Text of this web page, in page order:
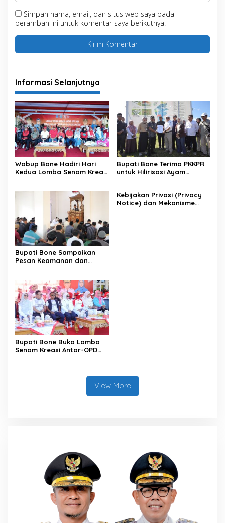
Simpan nama, email, dan situs web saya pada
peramban ini untuk komentar saya berikutnya.
Informasi Selanjutnya
Wabup Bone Hadiri Hari
Kedua Lomba Senam Kreasi
Bupati Bone Terima PKKPR
untuk Hilirisasi Ayam
Bupati Bone Sampaikan
Pesan Keamanan dan
Kebijakan Privasi (Privacy
Notice) dan Mekanisme
Bupati Bone Buka Lomba
Senam Kreasi Antar-OPD
View More